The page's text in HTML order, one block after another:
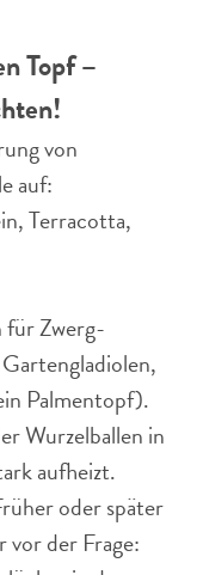
Topf –
von
auf:
Terracotta,
Zwerg-
Palmentopf).
Wurzelballen in
aufheizt.
oder später
der Frage: